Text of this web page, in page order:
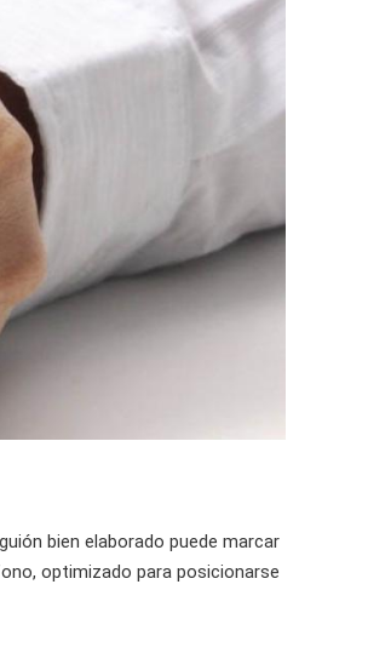
bien elaborado puede marcar
optimizado para posicionarse